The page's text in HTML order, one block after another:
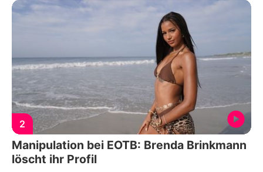
2
Manipulation bei EOTB: Brenda Brinkmann
löscht ihr Profil